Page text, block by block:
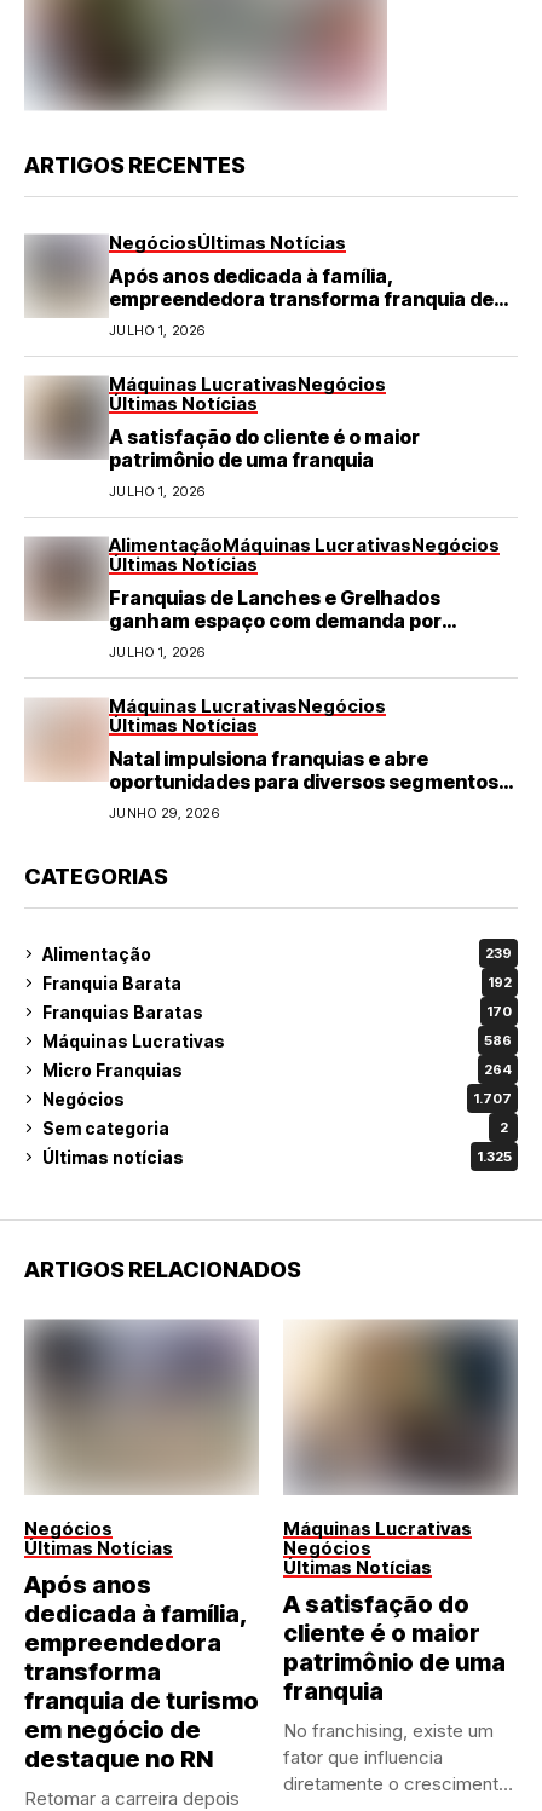
ARTIGOS RECENTES
NegóciosÚltimas Notícias
Após anos dedicada à família,
empreendedora transforma franquia de
turismo em negócio de destaque no RN
JULHO 1, 2026
Máquinas LucrativasNegócios
Últimas Notícias
A satisfação do cliente é o maior
patrimônio de uma franquia
JULHO 1, 2026
AlimentaçãoMáquinas LucrativasNegócios
Últimas Notícias
Franquias de Lanches e Grelhados
ganham espaço com demanda por
refeições rápidas e de qualidade
JULHO 1, 2026
Máquinas LucrativasNegócios
Últimas Notícias
Natal impulsiona franquias e abre
oportunidades para diversos segmentos
do varejo
JUNHO 29, 2026
CATEGORIAS
Alimentação 239
Franquia Barata 192
Franquias Baratas 170
Máquinas Lucrativas 586
Micro Franquias 264
Negócios 1.707
Sem categoria 2
Últimas notícias 1.325
ARTIGOS RELACIONADOS
Negócios
Últimas Notícias
Após anos
dedicada à família,
empreendedora
transforma
franquia de turismo
em negócio de
destaque no RN
Retomar a carreira depois
Máquinas Lucrativas
Negócios
Últimas Notícias
A satisfação do
cliente é o maior
patrimônio de uma
franquia
No franchising, existe um
fator que influencia
diretamente o crescimento